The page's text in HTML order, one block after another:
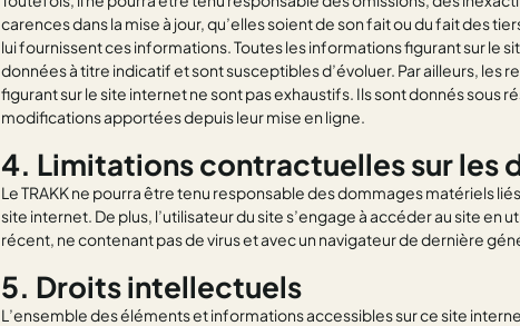
carences dans la mise à jour, qu’elles soient de son fait ou du fait des
lui fournissent ces informations. Toutes les informations figurant sur le
données à titre indicatif et sont susceptibles d’évoluer. Par ailleurs, les
figurant sur le site internet ne sont pas exhaustifs. Ils sont donnés sous
modifications apportées depuis leur mise en ligne.
4. Limitations contractuelles sur les
Le TRAKK ne pourra être tenu responsable des dommages matériels liés
site internet. De plus, l’utilisateur du site s’engage à accéder au site en
récent, ne contenant pas de virus et avec un navigateur de dernière
5. Droits intellectuels
L’ensemble des éléments et informations accessibles sur ce site